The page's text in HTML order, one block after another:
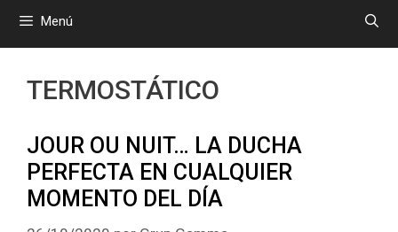
Menú
TERMOSTÁTICO
JOUR OU NUIT… LA DUCHA
PERFECTA EN CUALQUIER
MOMENTO DEL DÍA